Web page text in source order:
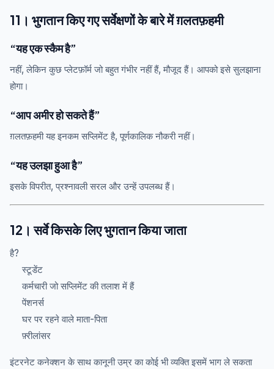
11। भुगतान किए गए सर्वेक्षणों के बारे में ग़लतफ़हमी
“यह एक स्कैम है”
नहीं, लेकिन कुछ प्लेटफ़ॉर्म जो बहुत गंभीर नहीं हैं, मौजूद हैं। आपको इसे सुलझाना
होगा।
“आप अमीर हो सकते हैं”
ग़लतफ़हमी यह इनकम सप्लिमेंट है, पूर्णकालिक नौकरी नहीं।
“यह उलझा हुआ है”
इसके विपरीत, प्रश्नावली सरल और उन्हें उपलब्ध हैं।
12। सर्वे किसके लिए भुगतान किया जाता
है?
स्टूडेंट
कर्मचारी जो सप्लिमेंट की तलाश में हैं
पेंशनर्स
घर पर रहने वाले माता-पिता
फ़्रीलांसर
इंटरनेट कनेक्शन के साथ कानूनी उम्र का कोई भी व्यक्ति इसमें भाग ले सकता